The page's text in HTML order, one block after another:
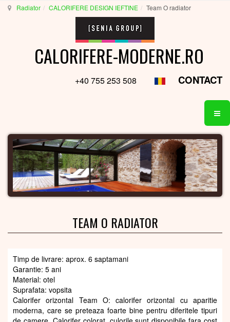
Radiator CALORIFERE DESIGN IEFTINE Team O radiator
CALORIFERE-MODERNE.RO
+40 755 253 508 CONTACT
TEAM O RADIATOR
Timp de livrare: aprox. 6 saptamani
Garantie: 5 ani
Material: otel
Suprafata: vopsita
Calorifer orizontal Team O: calorifer orizontal cu aparitie
moderna, care se preteaza foarte bine pentru diferitele tipuri